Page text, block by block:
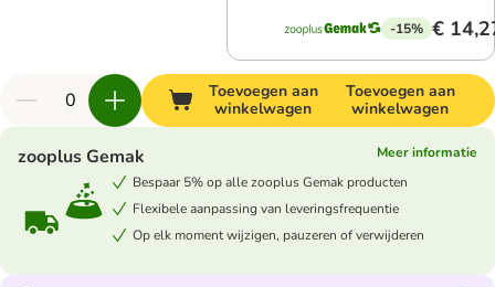
-15% €
Toevoegen aan
winkelwagen
Toevoegen aan
winkelwagen
zooplus Gemak
Meer informatie
Bespaar 5% op alle zooplus Gemak producten
Flexibele aanpassing van leveringsfrequentie
Op elk moment wijzigen, pauzeren of verwijderen